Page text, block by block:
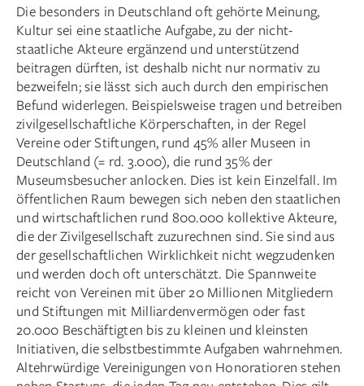
Die besonders in Deutschland oft gehörte Meinung,
Kultur sei eine staatliche Aufgabe, zu der nicht-
staatliche Akteure ergänzend und unterstützend
beitragen dürften, ist deshalb nicht nur normativ zu
bezweifeln; sie lässt sich auch durch den empirischen
Befund widerlegen. Beispielsweise tragen und betreiben
zivilgesellschaftliche Körperschaften, in der Regel
Vereine oder Stiftungen, rund 45% aller Museen in
Deutschland (= rd. 3.000), die rund 35% der
Museumsbesucher anlocken. Dies ist kein Einzelfall. Im
öffentlichen Raum bewegen sich neben den staat­lichen
und wirtschaftlichen rund 800.000 kollektive Akteure,
die der Zivilgesellschaft zuzurechnen sind. Sie sind aus
der gesellschaftlichen Wirklichkeit nicht wegzudenken
und werden doch oft unterschätzt. Die Spannweite
reicht von Vereinen mit über 20 Millionen Mitgliedern
und Stiftungen mit Milliardenvermögen oder fast
20.000 Beschäftigten bis zu kleinen und kleinsten
Initiativen, die selbstbestimmte Aufgaben wahrnehmen.
Altehrwürdige Vereinigungen von Honoratioren stehen